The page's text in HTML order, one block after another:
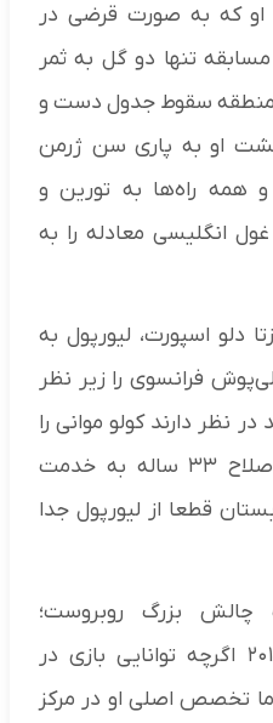
که به صورت قرضی در
توپ می‌زند، در ۲۵ مسابقه تنها دو گل به ثمر
منطقه سقوط جدول دست و
او به پاری سن ژرمن
همه راه‌ها به تورین و
انگلیسی معادله را به
دلو اسپورت، لیورپول به
فرانسوی را زیر نظر
نظر دارند کولو موانی را
به عنوان جانشین محمد صلاح ۳۳ ساله به خدمت
قطعا از لیورپول جدا
چالش بزرگ روبروست؛
نایب‌قهرمان جام جهانی ۲۰۱۸ اگرچه توانایی بازی در
تخصص اصلی او در مرکز